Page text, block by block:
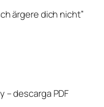
ärgere dich nicht”
– descarga PDF